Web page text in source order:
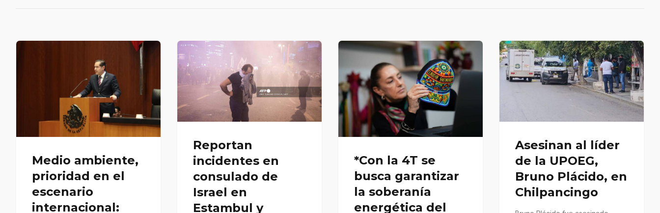
Medio ambiente,
prioridad en el
escenario
internacional:
Reportan
incidentes en
consulado de
Israel en
Estambul y
*Con la 4T se
busca garantizar
la soberanía
energética del
Asesinan al líder
de la UPOEG,
Bruno Plácido, en
Chilpancingo